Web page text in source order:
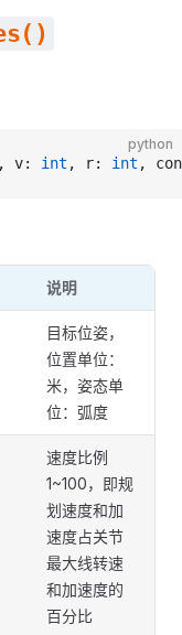
python
v: int , r: int ,
说明
目标位姿，
位置单位：
米，姿态单
位：弧度
速度比例
1~100，即规
划速度和加
速度占关节
最大线转速
和加速度的
百分比